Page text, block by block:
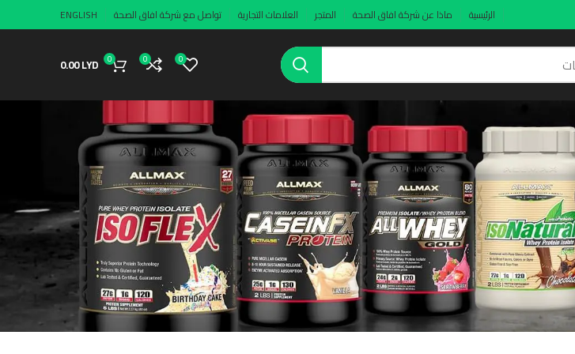
الرئيسية ماذا عن شركة افاق الصحة المتجر العلامات التجارية تواصل مع شركة افاق الصحة ENGLISH
0
0
0
0.00LYD